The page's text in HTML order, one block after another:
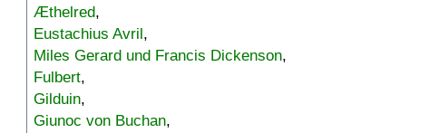
Æthelred,
Eustachius Avril,
Miles Gerard und Francis Dickenson,
Fulbert,
Gilduin,
Giunoc von Buchan,